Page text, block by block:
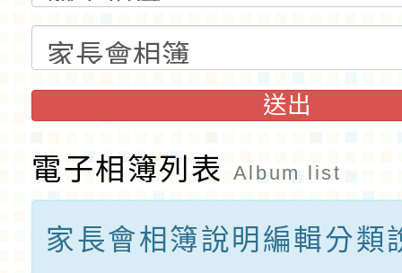
送出
電子相簿列表 Album list
家長會相簿說明編輯分類